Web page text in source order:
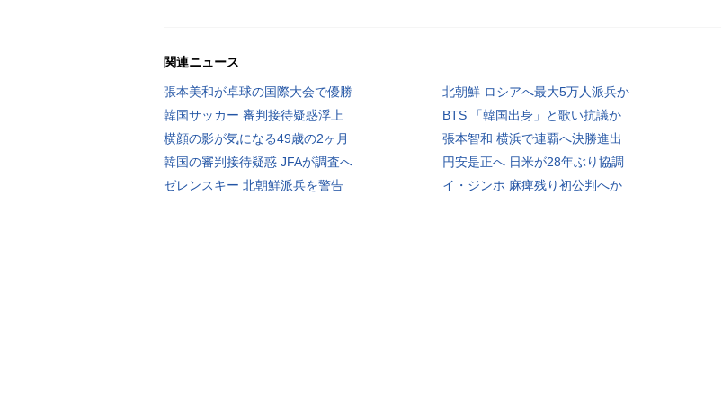
関連ニュース
張本美和が卓球の国際大会で優勝
北朝鮮 ロシアへ最大5万人派兵か
韓国サッカー 審判接待疑惑浮上
BTS 「韓国出身」と歌い抗議か
横顔の影が気になる49歳の2ヶ月
張本智和 横浜で連覇へ決勝進出
韓国の審判接待疑惑 JFAが調査へ
円安是正へ 日米が28年ぶり協調
ゼレンスキー 北朝鮮派兵を警告
イ・ジンホ 麻痺残り初公判へか